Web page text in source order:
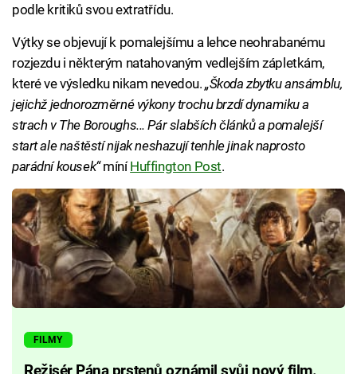
podle kritiků svou extratřídu.
Výtky se objevují k pomalejšímu a lehce neohrabanému
rozjezdu i některým natahovaným vedlejším zápletkám,
které ve výsledku nikam nevedou.„Škoda zbytku ansámblu,
jejichž jednorozměrné výkony trochu brzdí dynamiku a
strach v The Boroughs... Pár slabších článků a pomalejší
start ale naštěstí nijak neshazují tenhle jinak naprosto
parádní kousek“míníHuffington Post.
FILMY